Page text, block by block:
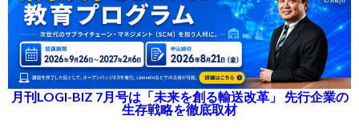
月刊LOGI-BIZ 7月号は「未来を創る輸送改革」 先行企業の
生存戦略を徹底取材